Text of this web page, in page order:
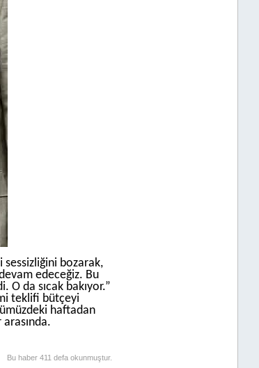
sessizliğini bozarak,
edeceğiz. Bu
O da sıcak bakıyor.”
teklifi bütçeyi
haftadan
Bu haber 411 defa okunmuştur.